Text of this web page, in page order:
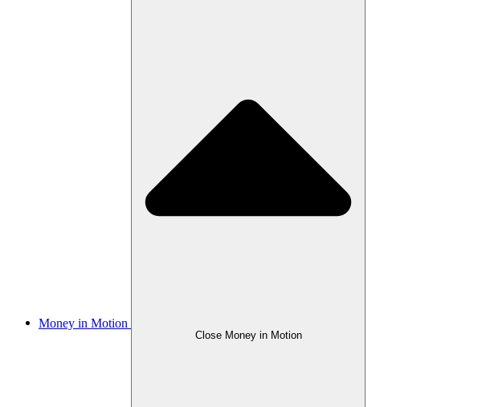
Money in Motion
Close Money in Motion